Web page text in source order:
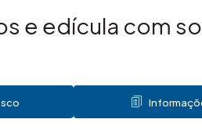
e edícula com